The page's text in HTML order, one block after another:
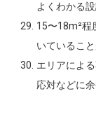
よくわかる
15〜18m²程
いているこ
エリアによ
応対などに